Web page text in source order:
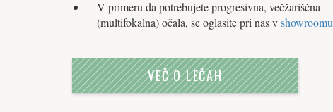
V primeru da potrebujete progresivna, večžariščna
(multifokalna) očala, se oglasite pri nas vshowroomu
VEČ O LEČAH